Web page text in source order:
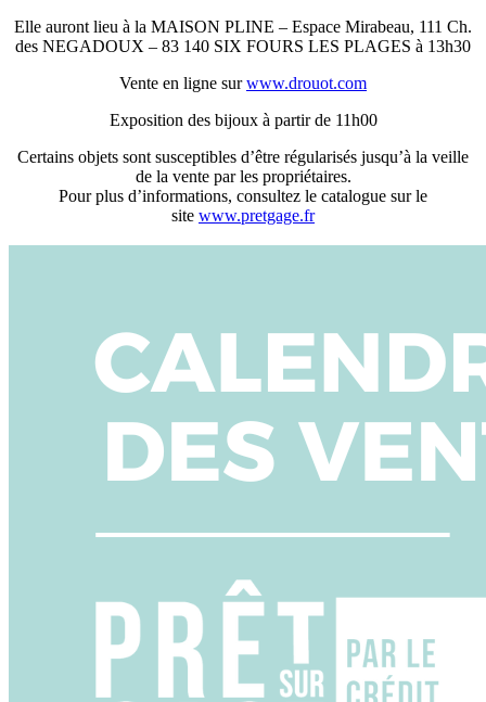
Elle auront lieu à la MAISON PLINE – Espace Mirabeau, 111 Ch.
des NEGADOUX – 83 140 SIX FOURS LES PLAGES à 13h30
Vente en ligne surwww.drouot.com
Exposition des bijoux à partir de 11h00
Certains objets sont susceptibles d’être régularisés jusqu’à la veille
de la vente par les propriétaires.
Pour plus d’informations, consultez le catalogue sur le
site www.pretgage.fr